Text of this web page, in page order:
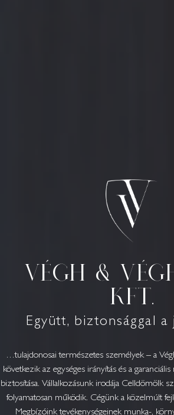
Végh &
Kft.
Együtt, biztonsággal a
…tulajdonosai természetes személyek – a
következik az egységes irányítás és a
biztosítása. Vállalkozásunk irodája Celldömölk
folyamatosan működik. Cégünk a közelmúlt
Megbízóink tevékenységeinek munka-,